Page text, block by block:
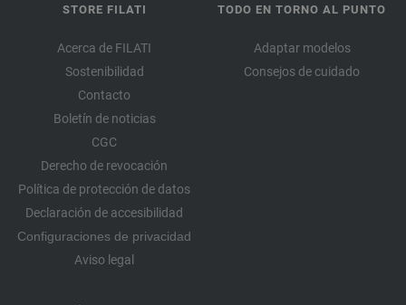
STORE FILATI
Acerca de FILATI
Sostenibilidad
Contacto
Boletín de noticias
CGC
Derecho de revocación
Política de protección de datos
Declaración de accesibilidad
Configuraciones de privacidad
Aviso legal
TODO EN TORNO AL PUNTO
Adaptar modelos
Consejos de cuidado